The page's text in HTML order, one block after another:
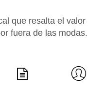
que resalta el valor
fuera de las modas.